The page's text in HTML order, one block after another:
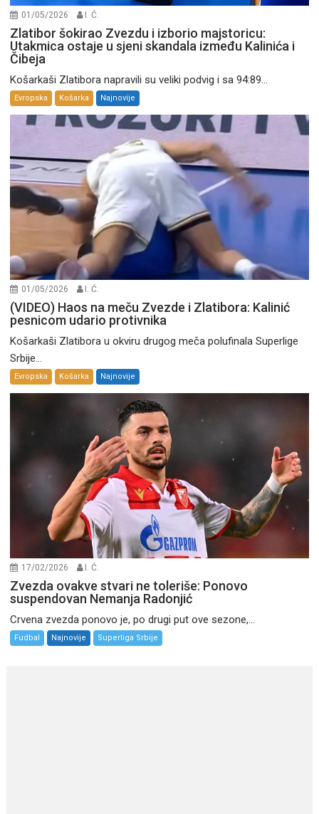
01/05/2026 I. Ć.
Zlatibor šokirao Zvezdu i izborio majstoricu:
Utakmica ostaje u sjeni skandala između Kalinića i
Čibeja
Košarkaši Zlatibora napravili su veliki podvig i sa 94:89...
Evropska Košarka Najnovije
01/05/2026 I. Ć.
(VIDEO) Haos na meču Zvezde i Zlatibora: Kalinić
pesnicom udario protivnika
Košarkaši Zlatibora u okviru drugog meča polufinala Superlige
Srbije...
Evropska Košarka Najnovije
17/02/2026 I. Ć.
Zvezda ovakve stvari ne toleriše: Ponovo
suspendovan Nemanja Radonjić
Crvena zvezda ponovo je, po drugi put ove sezone,...
Fudbal Najnovije Superliga Srbije